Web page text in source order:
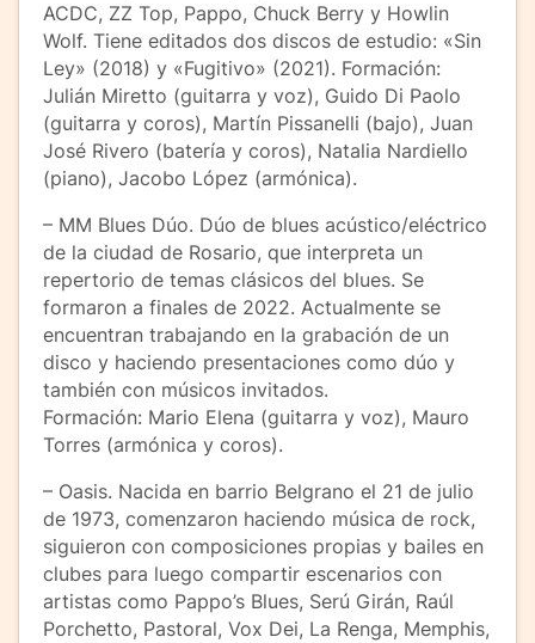
ACDC, ZZ Top, Pappo, Chuck Berry y Howlin
Wolf. Tiene editados dos discos de estudio: «Sin
Ley» (2018) y «Fugitivo» (2021). Formación:
Julián Miretto (guitarra y voz), Guido Di Paolo
(guitarra y coros), Martín Pissanelli (bajo), Juan
José Rivero (batería y coros), Natalia Nardiello
(piano), Jacobo López (armónica).
– MM Blues Dúo. Dúo de blues acústico/eléctrico
de la ciudad de Rosario, que interpreta un
repertorio de temas clásicos del blues. Se
formaron a finales de 2022. Actualmente se
encuentran trabajando en la grabación de un
disco y haciendo presentaciones como dúo y
también con músicos invitados.
Formación: Mario Elena (guitarra y voz), Mauro
Torres (armónica y coros).
– Oasis. Nacida en barrio Belgrano el 21 de julio
de 1973, comenzaron haciendo música de rock,
siguieron con composiciones propias y bailes en
clubes para luego compartir escenarios con
artistas como Pappo’s Blues, Serú Girán, Raúl
Porchetto, Pastoral, Vox Dei, La Renga, Memphis,